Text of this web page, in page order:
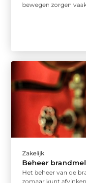
bewegen zorgen vaak
Zakelijk
Beheer
Het beheer van de
zomaar kunt